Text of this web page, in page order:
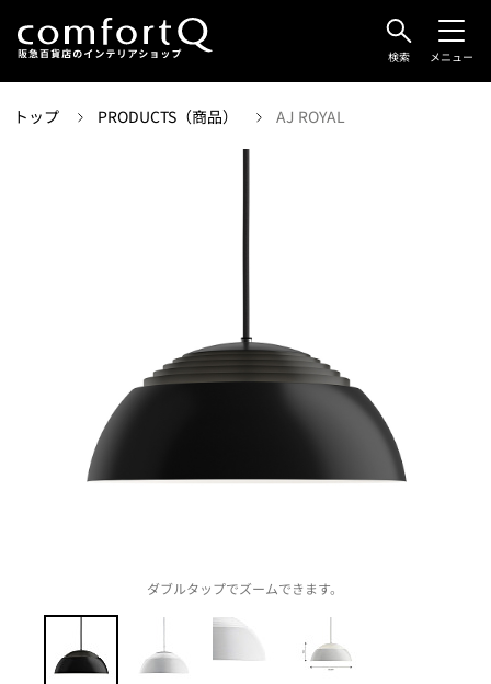
検索 メニュー
トップ PRODUCTS（商品） AJ ROYAL
ダブルタップでズームできます。